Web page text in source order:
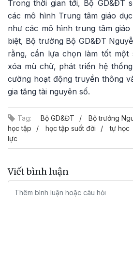
Trong thời gian tới, Bộ GD&ĐT
các mô hình Trung tâm giáo
như các mô hình trung tâm
biệt, Bộ trưởng Bộ GD&ĐT
rằng, cần lựa chọn làm tốt một
xóa mù chữ, phát triển hệ
cường hoạt động truyền thông
gia tăng tài nguyên số.
Tag: Bộ GD&ĐT Bộ trưởng
học tập
học tập suốt đời tự học
lực
Viết bình luận